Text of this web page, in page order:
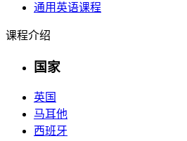
通用英语课程
课程介绍
国家
英国
马耳他
西班牙